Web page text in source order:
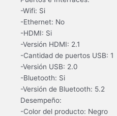
-Wifi: Si
-Ethernet: No
-HDMI: Si
-Versión HDMI: 2.1
-Cantidad de puertos USB: 1
-Versión USB: 2.0
-Bluetooth: Si
-Versión de Bluetooth: 5.2
Desempeño:
-Color del producto: Negro